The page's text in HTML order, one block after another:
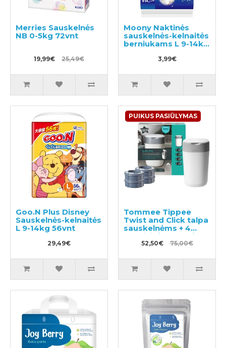
Merries Sauskelnės
NB 0-5kg 72vnt
19,99€ 25,49€
Moony Naktinės
sauskelnės-kelnaitės
berniukams L 9-14kg
3,99€
Goo.N Plus Disney
Sauskelnės-kelnaitės
L 9-14kg 56vnt
29,49€
PUIKUS PASIŪLYMAS
Tommee Tippee
Twist and Click talpa
sauskelnėms + 4
pakaitinės kasetės
52,50€ 75,00€